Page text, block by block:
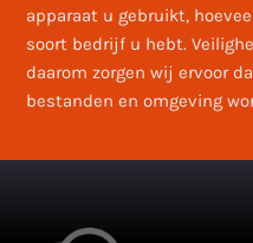
apparaat u gebruikt,
soort bedrijf u hebt.
daarom zorgen wij ervoor
bestanden en omgeving